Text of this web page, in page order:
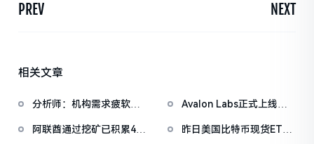
PREV NEXT
相关文章
分析师：机构需求疲软叠
市场面临双重抛压
Avalon Labs正式上线
阿联酋通过挖矿已积累4.5
昨日美国比特币现货ETF